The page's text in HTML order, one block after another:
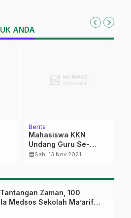
ANDA
Berita
Mahasiswa KKN
Undang Guru Se-
Kecamatan Gembong
calendar_monthSab, 13 Nov 2021
Zaman, 100
Medsos Sekolah Ma’arif
Ikuti Pelatihan Literasi